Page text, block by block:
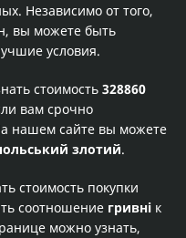
Независимо от того,
вы можете быть
условия.
стоимость 328860
вам срочно
нашем сайте вы можете
злотий.
стоимость покупки
соотношение гривні к
можно узнать,